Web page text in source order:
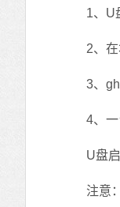
1、U盘
2、在本
3、
4、一台
U盘启
注意：